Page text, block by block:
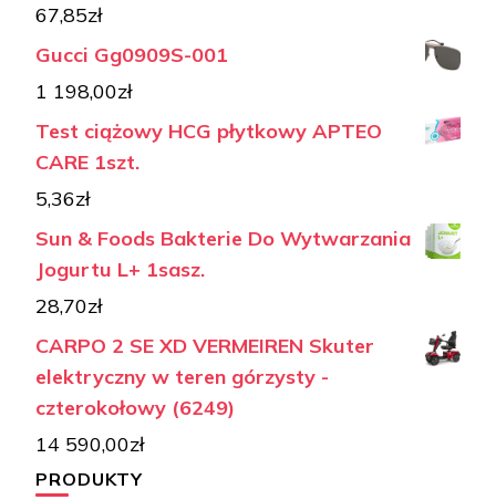
67,85zł
Gucci Gg0909S-001
1 198,00zł
Test ciążowy HCG płytkowy APTEO
CARE 1szt.
5,36zł
Sun & Foods Bakterie Do Wytwarzania
Jogurtu L+ 1sasz.
28,70zł
CARPO 2 SE XD VERMEIREN Skuter
elektryczny w teren górzysty -
czterokołowy (6249)
14 590,00zł
PRODUKTY